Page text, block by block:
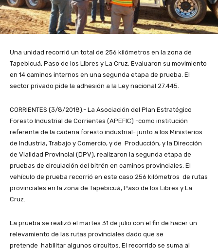
Una unidad recorrió un total de 256 kilómetros en la zona de
Tapebicuá, Paso de los Libres y La Cruz. Evaluaron su movimiento
en 14 caminos internos en una segunda etapa de prueba. El
sector privado pide la adhesión a la Ley nacional 27.445.
CORRIENTES (3/8/2018).- La Asociación del Plan Estratégico
Foresto Industrial de Corrientes (APEFIC) -como institución
referente de la cadena foresto industrial- junto a los Ministerios
de Industria, Trabajo y Comercio, y de Producción, y la Dirección
de Vialidad Provincial (DPV), realizaron la segunda etapa de
pruebas de circulación del bitrén en caminos provinciales. El
vehículo de prueba recorrió en este caso 256 kilómetros de rutas
provinciales en la zona de Tapebicuá, Paso de los Libres y La
Cruz.
La prueba se realizó el martes 31 de julio con el fin de hacer un
relevamiento de las rutas provinciales dado que se
pretende habilitar algunos circuitos. El recorrido se suma al